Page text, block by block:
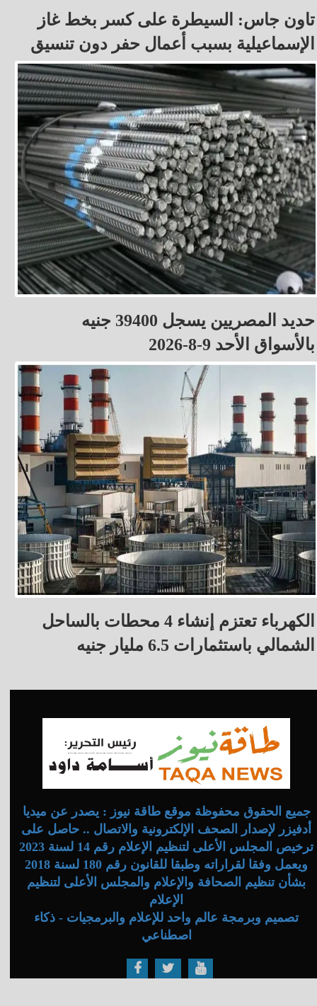
تاون جاس: السيطرة على كسر بخط غاز
الإسماعيلية بسبب أعمال حفر دون تنسيق
حديد المصريين يسجل 39400 جنيه
بالأسواق الأحد 9-8-2026
الكهرباء تعتزم إنشاء 4 محطات بالساحل
الشمالي باستثمارات 6.5 مليار جنيه
جميع الحقوق محفوظة موقع طاقة نيوز : يصدر عن ميديا
أدفيزر لإصدار الصحف الإلكترونية والاتصال .. حاصل على
ترخيص المجلس الأعلى لتنظيم الإعلام رقم 14 لسنة 2023
ويعمل وفقا لقراراته وطبقا للقانون رقم 180 لسنة 2018
بشأن تنظيم الصحافة والإعلام والمجلس الأعلى لتنظيم
الإعلام
تصميم وبرمجة عالم واحد للإعلام والبرمجيات - ذكاء
اصطناعي